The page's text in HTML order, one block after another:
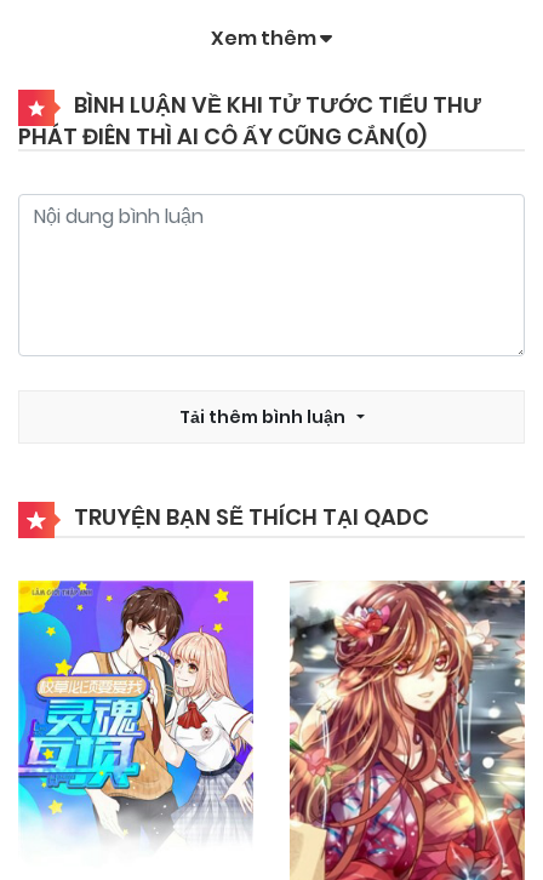
28/09/2024
Chapter 25 28/09/2024
Chapter 24 28/09/2024
Chapter 19 28/09/2024
Chapter 18 28/09/2024
Chapter 17 28/09/2024
Xem thêm
BÌNH LUẬN VỀ KHI TỬ TƯỚC TIỂU THƯ
PHÁT ĐIÊN THÌ AI CÔ ẤY CŨNG CẮN(0)
Tải thêm bình luận
TRUYỆN BẠN SẼ THÍCH TẠI QADC